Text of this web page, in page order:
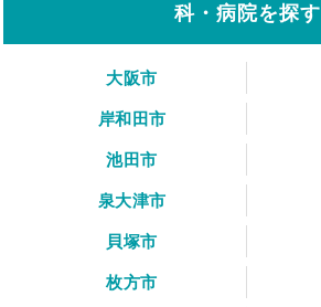
科・病院を探す
大阪市
岸和田市
池田市
泉大津市
貝塚市
枚方市